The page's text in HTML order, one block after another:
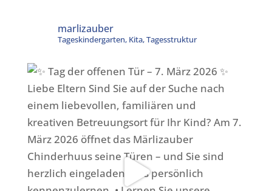
marlizauber
Tageskindergarten, Kita, Tagesstruktur